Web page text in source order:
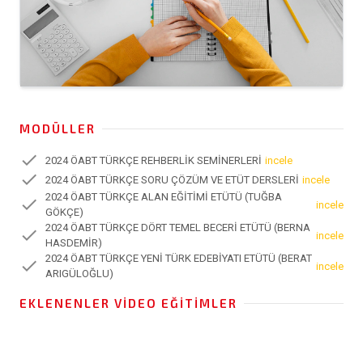
MODÜLLER
check 2024 ÖABT TÜRKÇE REHBERLİK SEMİNERLERİ incele
check 2024 ÖABT TÜRKÇE SORU ÇÖZÜM VE ETÜT DERSLERİ incele
check
2024 ÖABT TÜRKÇE ALAN EĞİTİMİ ETÜTÜ (TUĞBA
GÖKÇE)
incele
check
2024 ÖABT TÜRKÇE DÖRT TEMEL BECERİ ETÜTÜ (BERNA
HASDEMİR)
incele
check
2024 ÖABT TÜRKÇE YENİ TÜRK EDEBİYATI ETÜTÜ (BERAT
ARIGÜLOĞLU)
incele
EKLENENLER VIDEO EĞITIMLER